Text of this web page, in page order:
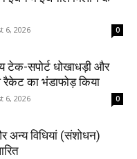
6, 2026 0
टेक-सपोर्ट धोखाधड़ी और
का भंडाफोड़ किया
6, 2026 0
अन्य विधियां (संशोधन)